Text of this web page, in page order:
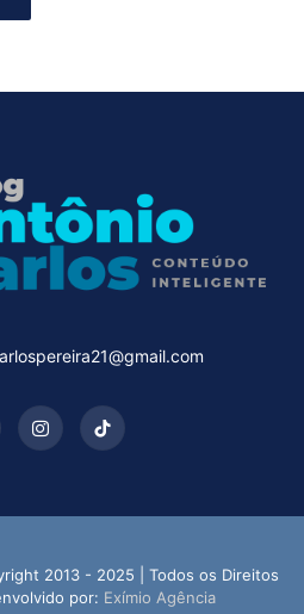
InstagramTikTok
2013 - 2025 | Todos os Direitos
por: Exímio Agência